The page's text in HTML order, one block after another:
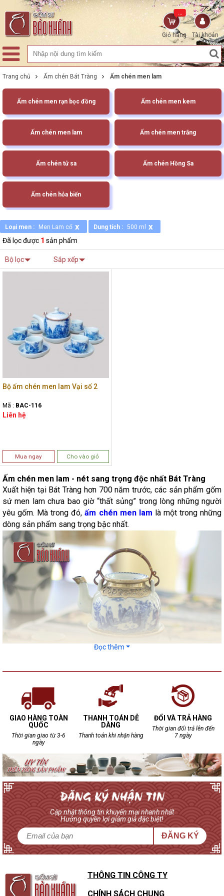
Tài khoản
Giỏ hàng
...
Trang chủ Ấm chén Bát Tràng Ấm chén men lam
Ấm chén men rạn bọc đồng Ấm chén men kem
Ấm chén men lam Ấm chén men trắng
Ấm chén tử sa Ấm chén Hồng Sa
Ấm chén hỏa biến
Loại men : Men Lam cổ x Dung tích : 500 ml x
Đã lọc được 1 sản phẩm
Bộ lọc Sắp xếp
Bộ ấm chén men lam Vại số 2
Mã : BAC-116
Liên hệ
Mua ngay Cho vào giỏ
Ấm chén men lam - nét sang trọng độc nhất Bát Tràng
Xuất hiện tại Bát Tràng hơn 700 năm trước, các sản phẩm gốm
sứ men lam chưa bao giờ “thất sủng” trong lòng những người
yêu gốm. Mà trong đó,ấm chén men lam là một trong những
dòng sản phẩm sang trọng bậc nhất.
Men lam - ngôi vương hoàng kim quay trở lại
Bộ ấm chén men lam vô cùng được lòng dân trà đạo không chỉ
bởi sự tồn tại bất diệt của nó. Mà còn bởi men lam mang trong
mình vẻ đẹp vô cùng Việt Nam.
Được sử dụng tại Bát Tràng từ thế kỷ 14, các sản phẩm gốm
sứ men lam với sắc xanh, xanh đen sớm được thịnh trong các
sản phẩm sinh hoạt hàng ngày như bát, chân đèn… Cùng lối vẽ
phóng bút, gốm sứ hoa lam Bát Tràng ngày càng phát triển cho
đến tận thế kỷ 16.
Men lam đẹp, nhưng mộc mạc. Không để trần như men nâu, mà
được phủ thêm lớp men trắng bên ngoài, có độ thủy tinh hóa.
Thành ra, ấm chén men lam luôn có độ bóng cực kỳ trang nhã.
Nhưng dường như, có thịnh có suy đã là nguyên tắc bất biến
Đọc thêm
GIAO HÀNG TOÀN
QUỐC
Thời gian giao từ 3-6
ngày
THANH TOÁN DỄ
DÀNG
Thanh toán khi nhận hàng
ĐỔI VÀ TRẢ HÀNG
Thời gian đổi trả lên đến
7 ngày
Cập nhật thông tin khuyến mại nhanh nhất
Hưởng quyền lợi giảm giá đặc biệt!
ĐĂNG KÝ
THÔNG TIN CÔNG TY
CHÍNH SÁCH CHUNG